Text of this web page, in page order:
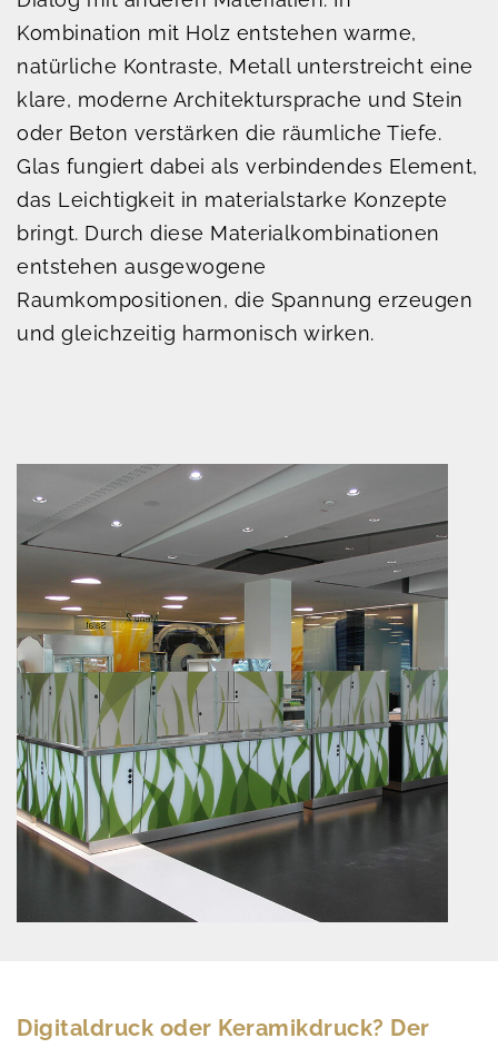
Kombination mit Holz entstehen warme,
natürliche Kontraste, Metall unterstreicht eine
klare, moderne Architektursprache und Stein
oder Beton verstärken die räumliche Tiefe.
Glas fungiert dabei als verbindendes Element,
das Leichtigkeit in materialstarke Konzepte
bringt. Durch diese Materialkombinationen
entstehen ausgewogene
Raumkompositionen, die Spannung erzeugen
und gleichzeitig harmonisch wirken.
Digitaldruck oder Keramikdruck? Der